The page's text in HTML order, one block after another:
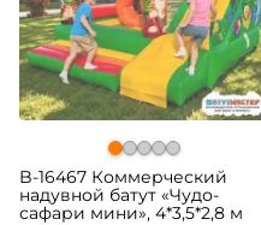
B-16467 Коммерческий
надувной батут «Чудо-
сафари мини», 4*3,5*2,8 м